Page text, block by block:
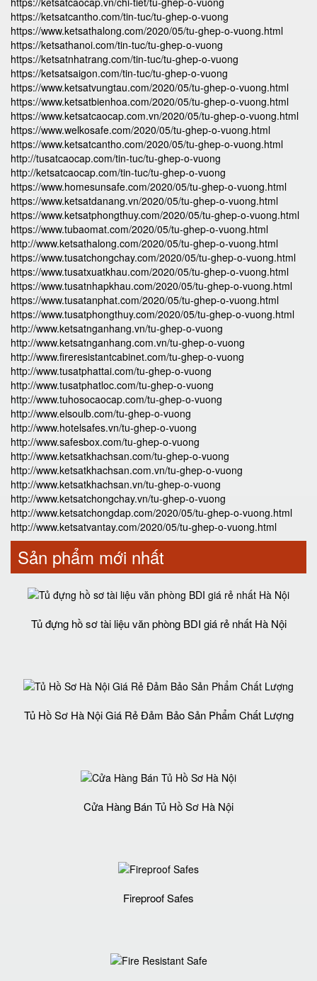
https://ketsatcantho.com/tin-tuc/tu-ghep-o-vuong
https://www.ketsathalong.com/2020/05/tu-ghep-o-vuong.html
https://ketsathanoi.com/tin-tuc/tu-ghep-o-vuong
https://ketsatnhatrang.com/tin-tuc/tu-ghep-o-vuong
https://ketsatsaigon.com/tin-tuc/tu-ghep-o-vuong
https://www.ketsatvungtau.com/2020/05/tu-ghep-o-vuong.html
https://www.ketsatbienhoa.com/2020/05/tu-ghep-o-vuong.html
https://www.ketsatcaocap.com.vn/2020/05/tu-ghep-o-vuong.html
https://www.welkosafe.com/2020/05/tu-ghep-o-vuong.html
https://www.ketsatcantho.com/2020/05/tu-ghep-o-vuong.html
http://tusatcaocap.com/tin-tuc/tu-ghep-o-vuong
http://ketsatcaocap.com/tin-tuc/tu-ghep-o-vuong
https://www.homesunsafe.com/2020/05/tu-ghep-o-vuong.html
https://www.ketsatdanang.vn/2020/05/tu-ghep-o-vuong.html
https://www.ketsatphongthuy.com/2020/05/tu-ghep-o-vuong.html
https://www.tubaomat.com/2020/05/tu-ghep-o-vuong.html
http://www.ketsathalong.com/2020/05/tu-ghep-o-vuong.html
https://www.tusatchongchay.com/2020/05/tu-ghep-o-vuong.html
https://www.tusatxuatkhau.com/2020/05/tu-ghep-o-vuong.html
https://www.tusatnhapkhau.com/2020/05/tu-ghep-o-vuong.html
https://www.tusatanphat.com/2020/05/tu-ghep-o-vuong.html
https://www.tusatphongthuy.com/2020/05/tu-ghep-o-vuong.html
http://www.ketsatnganhang.vn/tu-ghep-o-vuong
http://www.ketsatnganhang.com.vn/tu-ghep-o-vuong
http://www.fireresistantcabinet.com/tu-ghep-o-vuong
http://www.tusatphattai.com/tu-ghep-o-vuong
http://www.tusatphatloc.com/tu-ghep-o-vuong
http://www.tuhosocaocap.com/tu-ghep-o-vuong
http://www.elsoulb.com/tu-ghep-o-vuong
http://www.hotelsafes.vn/tu-ghep-o-vuong
http://www.safesbox.com/tu-ghep-o-vuong
http://www.ketsatkhachsan.com/tu-ghep-o-vuong
http://www.ketsatkhachsan.com.vn/tu-ghep-o-vuong
http://www.ketsatkhachsan.vn/tu-ghep-o-vuong
http://www.ketsatchongchay.vn/tu-ghep-o-vuong
http://www.ketsatchongdap.com/2020/05/tu-ghep-o-vuong.html
http://www.ketsatvantay.com/2020/05/tu-ghep-o-vuong.html
Sản phẩm mới nhất
Tủ đựng hồ sơ tài liệu văn phòng BDI giá rẻ nhất Hà Nội
Tủ Hồ Sơ Hà Nội Giá Rẻ Đảm Bảo Sản Phẩm Chất Lượng‎
Cửa Hàng Bán Tủ Hồ Sơ Hà Nội
Fireproof Safes